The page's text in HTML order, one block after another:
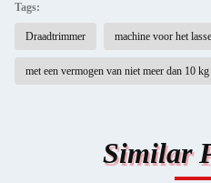
Tags:
Draadtrimmer machine voor het
met een vermogen van niet meer dan 10 kg
Similar